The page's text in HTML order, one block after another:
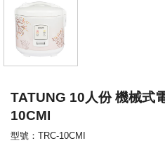
TATUNG 10人份 機械式
10CMI
型號：TRC-10CMI